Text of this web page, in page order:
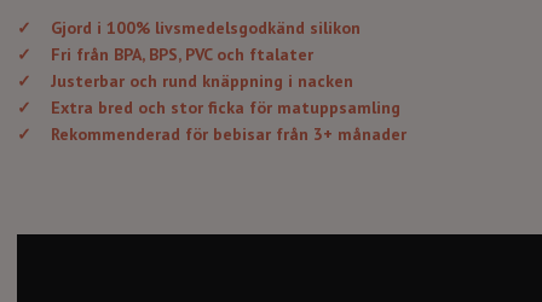
✓
Gjord i 100% livsmedelsgodkänd silikon
✓
Fri från BPA, BPS, PVC och ftalater
✓
Justerbar och rund knäppning i nacken
✓
Extra bred och stor ficka för matuppsamling
✓
Rekommenderad för bebisar från 3+ månader